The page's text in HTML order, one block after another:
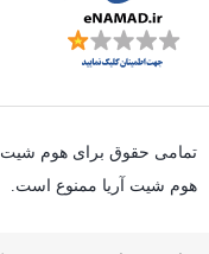
تمامی حقوق برای هوم شیت
هوم شیت آریا ممنوع است.